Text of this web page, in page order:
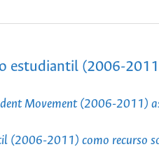
estudiantil (2006-
Movement (2006-2011)
(2006-2011) como recurso